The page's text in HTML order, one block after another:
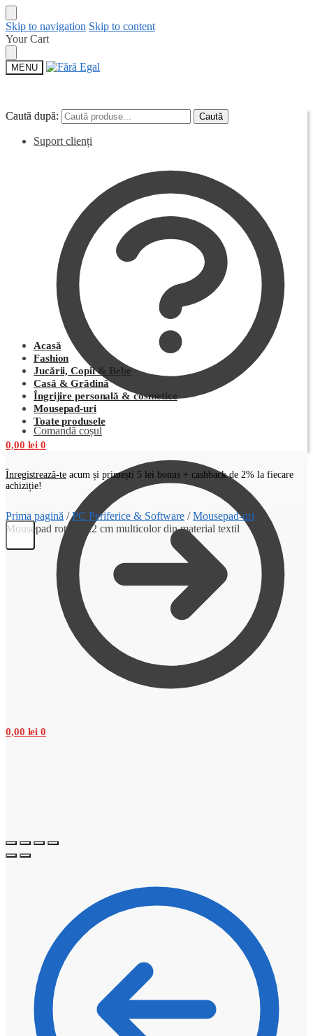
Skip to navigation Skip to content
Your Cart
MENU
Caută după: Caută
Suport clienți
Comandă coșul
0,00 lei 0
Caută după: Caută
Acasă
Fashion
Jucării, Copii & Bebe
Casă & Grădină
Îngrijire personală & cosmetice
Mousepad-uri
Toate produsele
0,00 lei 0
Înregistrează-te acum și primești 5 lei bonus + cashback de 2% la fiecare
achiziție!
Prima pagină /PC Periferice & Software /Mousepad-uri
Mousepad rotund 22 cm multicolor din material textil